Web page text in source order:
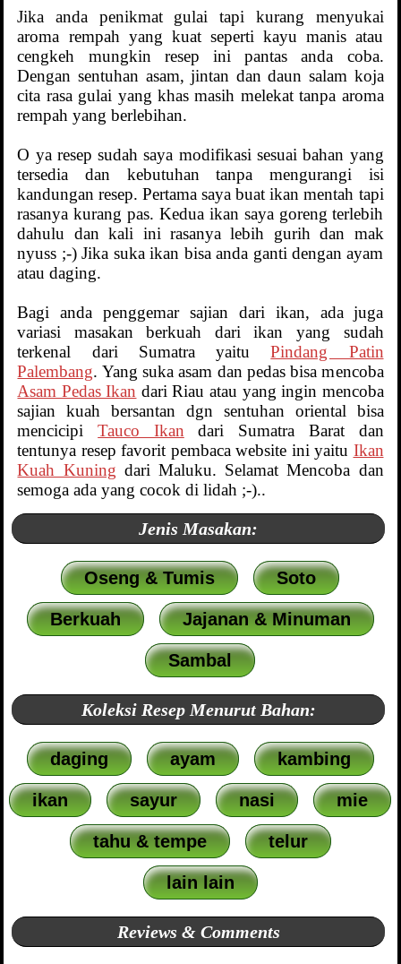
Jika anda penikmat gulai tapi kurang menyukai
aroma rempah yang kuat seperti kayu manis atau
cengkeh mungkin resep ini pantas anda coba.
Dengan sentuhan asam, jintan dan daun salam koja
cita rasa gulai yang khas masih melekat tanpa aroma
rempah yang berlebihan.
O ya resep sudah saya modifikasi sesuai bahan yang
tersedia dan kebutuhan tanpa mengurangi isi
kandungan resep. Pertama saya buat ikan mentah tapi
rasanya kurang pas. Kedua ikan saya goreng terlebih
dahulu dan kali ini rasanya lebih gurih dan mak
nyuss ;-) Jika suka ikan bisa anda ganti dengan ayam
atau daging.
Bagi anda penggemar sajian dari ikan, ada juga
variasi masakan berkuah dari ikan yang sudah
terkenal dari Sumatra yaituPindang Patin
Palembang. Yang suka asam dan pedas bisa mencoba
Asam Pedas Ikan dari Riau atau yang ingin mencoba
sajian kuah bersantan dgn sentuhan oriental bisa
mencicipiTauco Ikan dari Sumatra Barat dan
tentunya resep favorit pembaca website ini yaitu Ikan
Kuah Kuning dari Maluku. Selamat Mencoba dan
semoga ada yang cocok di lidah ;-)..
Jenis Masakan:
Oseng & Tumis Soto
Berkuah Jajanan & Minuman
Sambal
Koleksi Resep Menurut Bahan:
daging ayam kambing
ikan sayur nasi mie
tahu & tempe telur
lain lain
Reviews & Comments